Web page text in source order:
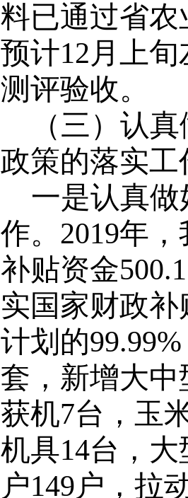
料已通过省
预计12月上
测评验收。
（三）认
政策的落实工
一是认真
作。 2019年
补贴资金
实国家财政补
计划的
套，新增大中
获机7台，玉
机具14台，
户149户，拉